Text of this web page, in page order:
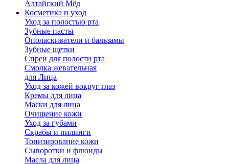
Алтайский Мёд
Косметика и уход
Уход за полостью рта
Зубные пасты
Ополаскиватели и бальзамы
Зубные щетки
Спреи для полости рта
Смолка жевательная
для Лица
Уход за кожей вокруг глаз
Кремы для лица
Маски для лица
Очищение кожи
Уход за губами
Скрабы и пилинги
Тонизирование кожи
Сыворотки и флюиды
Масла для лица